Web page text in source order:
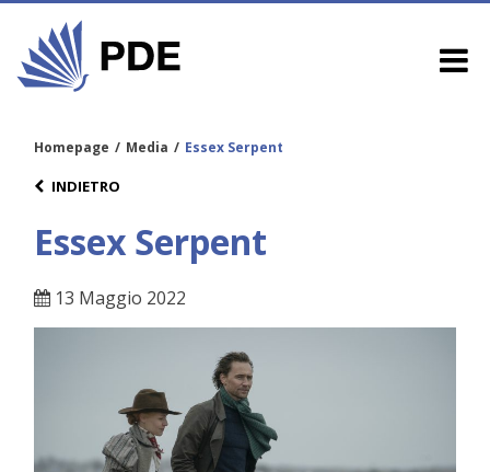
Homepage / Media / Essex Serpent
INDIETRO
Essex Serpent
13 Maggio 2022